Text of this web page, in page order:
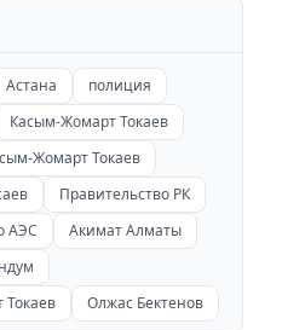
Астана
полиция
Касым-Жомарт Токаев
Жомарт Токаев
Правительство РК
АЭС
Акимат Алматы
Олжас Бектенов